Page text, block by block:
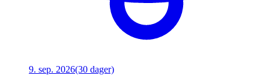
9. sep. 2026(30 dager)